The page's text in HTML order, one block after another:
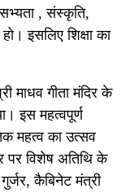
, संस्कृति,
इसलिए शिक्षा का
माधव गीता मंदिर के
इस महत्वपूर्ण
महत्व का उत्सव
विशेष अतिथि के
कैबिनेट मंत्री